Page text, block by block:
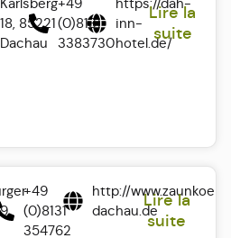
18, 85221
Dachau
(0)8131
3383730
inn-
hotel.de/
Lire la
suite
+49
(0)8131
354762
http://
dachau.de
Lire la
suite